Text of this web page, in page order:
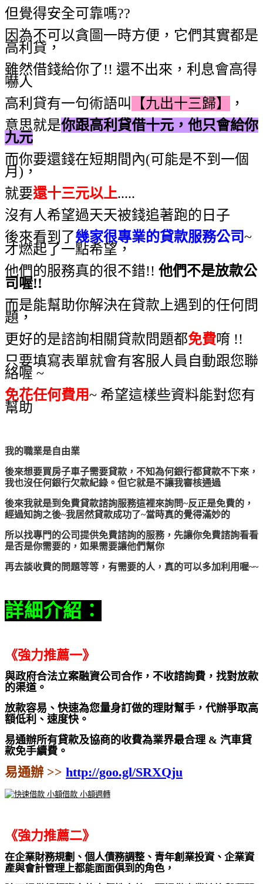
但覺得安全可靠嗎??
因為不可以貪圖一時方便，它們其實都是
高利貸，
雖然借錢給你了!! 還不出來，利息會高得
嚇人
高利貸有一句術語叫
【九出十三歸】
，
意思就是你跟高利貸借十元，他只會給你
九元
而你要還錢在短期間內(可能是不到一個
月)，
就要還十三元以上.....
沒有人希望過天天被錢追著跑的日子
後來看到了幾家很專業的貸款服務公司~
才燃起了一點希望，
他們的服務真的很不錯!! 他們不是放款公
司喔!!
而是能幫助你解決在貸款上遇到的任何問
題，
更好的是諮詢相關貸款問題都免費唷 !!
只要填寫表單就會有客服人員自動跟您聯
絡喔 ~
免花任何費用~ 希望這樣些資料能對您有
幫助
我的職業是自由業
後來想要買房子車子需要貸款，不知為何銀行都貸款不下來，
我也沒任何銀行欠款紀錄。但它就是不讓我審核通過
後來我就是到免費貸款諮詢服務這裡來詢問~反正是免費的，
經過知詢之後~我居然貸款成功了~當時真的覺得滿妙的
所以找專門的公司提供免費諮詢的服務，先讓你免費諮詢看看
是否是你需要的，如果需要讓他們幫你
再去談收費的問題等等，有需要的人，真的可以多加利用喔~~
詳細介紹：
《強力推薦一》
與政府合法立案融資公司合作，不收諮詢費，找對放款
的渠道。
放款容易、快速為您量身訂做的理財幫手，代辦爭取高
額低利、速度快。
易通辦所有貸款及協商的收費為業界最合理 & 汽車貸
款免手續費。
易通辦 >> http://goo.gl/SRXQju
《強力推薦二》
在企業財務規劃、個人債務調整、青年創業投資、企業資
產與會計管理上都能面面俱到的角色，